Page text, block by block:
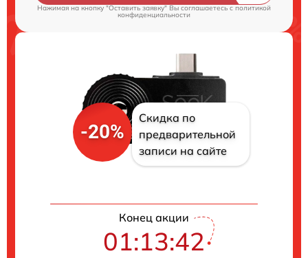
Нажимая на кнопку "Оставить заявку" Вы соглашаетесь cполитикой
конфиденциальности
-20%
Скидка по
предварительной
записи на сайте
Конец акции
01:13:41